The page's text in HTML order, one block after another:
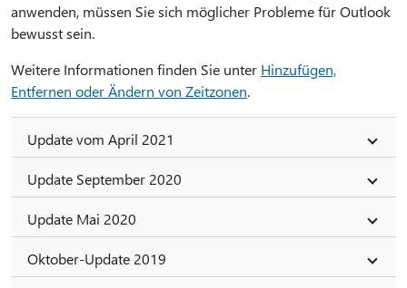
anwenden, müssen Sie sich möglicher Probleme für Outlook
bewusst sein.
Weitere Informationen finden Sie unter Hinzufügen,
Entfernen oder Ändern von Zeitzonen.
Update vom April 2021
Update September 2020
Update Mai 2020
Oktober-Update 2019